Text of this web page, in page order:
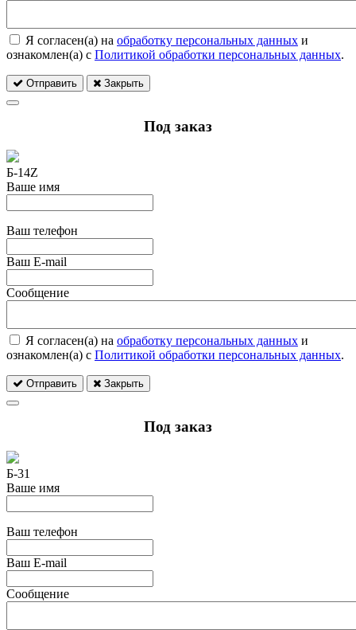
Я согласен(а) на обработку персональных данных и
ознакомлен(а) с Политикой обработки персональных данных.
Отправить Закрыть
Под заказ
Б-14Z
Ваше имя
Ваш телефон
Ваш E-mail
Сообщение
Я согласен(а) на обработку персональных данных и
ознакомлен(а) с Политикой обработки персональных данных.
Отправить Закрыть
Под заказ
Б-31
Ваше имя
Ваш телефон
Ваш E-mail
Сообщение